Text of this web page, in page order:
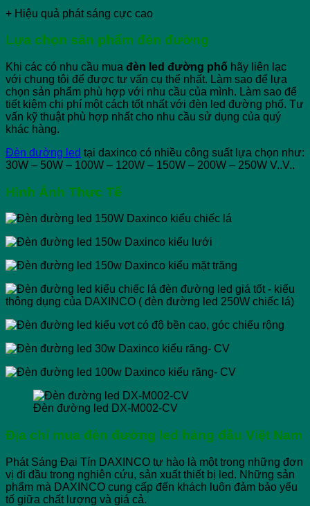
+ Hiệu quả phát sáng cực cao
Lựa chọn sản phẩm đèn đường
Khi các có nhu cầu mua đèn led đường phố hãy liên lạc
với chung tôi để được tư vấn cụ thể nhất. Làm sao để lựa
chọn sản phẩm phù hợp với nhu cầu của mình. Làm sao để
tiết kiệm chi phí một cách tốt nhất với đèn led đường phố. Tư
vấn kỹ thuật phù hợp nhất cho nhu cầu sử dụng của quý
khác hàng.
Đèn đường led tại daxinco có nhiều công suất lựa chọn như:
30W – 50W – 100W – 120W – 150W – 200W – 250W V..V..
Hình Ảnh Thực Tế
Đèn đường led DX-M002-CV
Địa chỉ mua đèn đường led hàng đầu Việt Nam
Phát Sáng Đại Tín DAXINCO tự hào là một trong những đơn
vị đi đầu trong nghiên cứu, sản xuất thiết bị led. Những sản
phẩm mà DAXINCO cung cấp đến khách luôn đảm bảo yếu
tố giữa chất lượng và giá cả.